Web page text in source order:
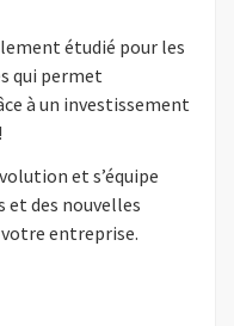
étudié pour les
qui permet
à un investissement
et s’équipe
et des nouvelles
entreprise.